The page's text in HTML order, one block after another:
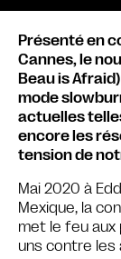
Présenté en
Cannes, le
Beau is
mode
actuelles
encore les
tension de
Mai 2020 à
Mexique, la
met le feu
uns contre les